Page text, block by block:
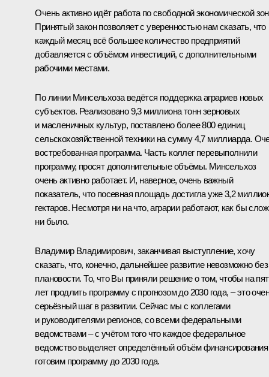
Очень активно идёт работа по свободной экономической
Принятый закон позволяет с уверенностью нам сказать, что
каждый месяц всё большее количество предприятий
добавляется с объёмом инвестиций, с дополнительными
рабочими местами.
По линии Минсельхоза ведётся поддержка аграриев новых
субъектов. Реализовано 9,3 миллиона тонн зерновых
и масленичных культур, поставлено более 800 единиц
сельскохозяйственной техники на сумму 4,7 миллиарда.
востребованная программа. Часть коллег перевыполнили
программу, просят дополнительные объёмы. Минсельхоз
очень активно работает. И, наверное, очень важный
показатель, что посевная площадь достигла уже 3,2
гектаров. Несмотря ни на что, аграрии работают, как бы
ни было.
Владимир Владимирович, заканчивая выступление, хочу
сказать, что, конечно, дальнейшее развитие невозможно без
плановости. То, что Вы приняли решение о том, чтобы на
лет продлить программу с прогнозом до 2030 года, – это
серьёзный шаг в развитии. Сейчас мы с коллегами
и руководителями регионов, со всеми федеральными
ведомствами – с учётом того что каждое федеральное
ведомство выделяет определённый объём
готовим программу до 2030 года.